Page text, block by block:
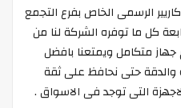
الرسمى الخاص بفرع التجمع
كل ما توفره الشركة لنا من
متكامل ويمتعنا بافضل
والدقة حتى نحافظ على ثقة
التى توجد فى الاسواق .